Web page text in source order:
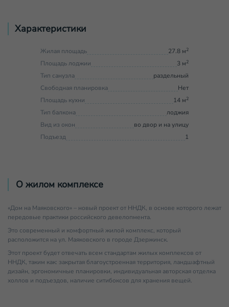
Характеристики
Жилая площадь 27.8 м2
Площадь лоджии 3 м2
Тип санузла
раздельный
Свободная планировка
Нет
Площадь кухни
14 м2
Тип балкона
лоджия
Вид из окон
во двор и на улицу
Подъезд
1
О жилом комплексе
«Дом на Маяковского» – новый проект от ННДК, в основе которого лежат
передовые практики российского девелопмента.
Это современный и комфортный жилой комплекс, который
расположится на ул. Маяковского в городе Дзержинск.
Этот проект будет отвечать всем стандартам жилых комплексов от
ННДК, таким как: закрытая благоустроенная территория, ландшафтный
дизайн, эргономичные планировки, индивидуальная авторская отделка
холлов и подъездов, наличие ситибоксов для хранения вещей.